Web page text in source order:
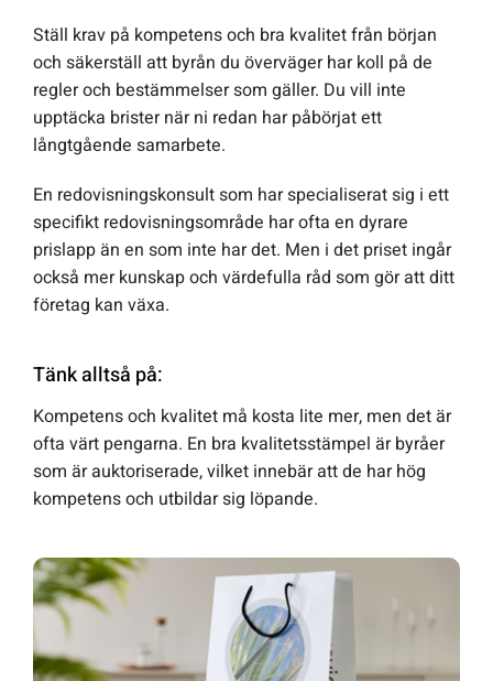
Ställ krav på kompetens och bra kvalitet från början
och säkerställ att byrån du överväger har koll på de
regler och bestämmelser som gäller. Du vill inte
upptäcka brister när ni redan har påbörjat ett
långtgående samarbete.
En redovisningskonsult som har specialiserat sig i ett
specifikt redovisningsområde har ofta en dyrare
prislapp än en som inte har det. Men i det priset ingår
också mer kunskap och värdefulla råd som gör att ditt
företag kan växa.
Tänk alltså på:
Kompetens och kvalitet må kosta lite mer, men det är
ofta värt pengarna. En bra kvalitetsstämpel är byråer
som är auktoriserade, vilket innebär att de har hög
kompetens och utbildar sig löpande.